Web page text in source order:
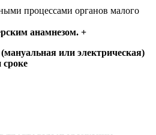
процессами органов малого
анамнезом. +
или электрическая)
сроке